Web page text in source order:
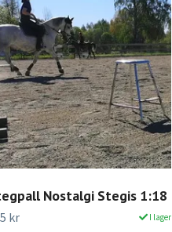
Nostalgi Stegis 1:18
kr I lager